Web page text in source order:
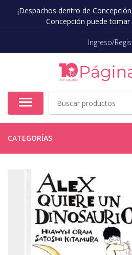
¡Despachos dentro de
Concepción puede
Ingreso/
CATEGORÍAS